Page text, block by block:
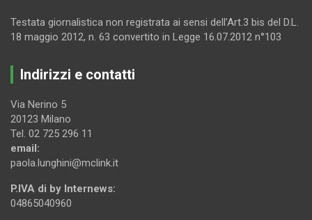
Testata giornalistica non registrata ai sensi dell’Art.3 bis del D.L.
18 maggio 2012, n. 63 convertito in Legge 16.07.2012 n°103
Indirizzi e contatti
Via Nerino 5
20123 Milano
Tel. 02 725 296 11
email:
paola.lunghini@mclink.it
P.IVA di by Internews:
04865040960